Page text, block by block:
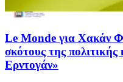
Le Monde για Χακάν
σκότους της πολιτικής
Ερντογάν»